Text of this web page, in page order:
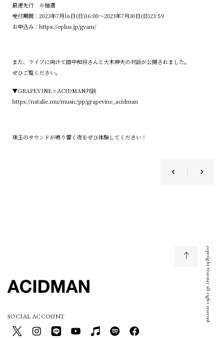
最速先行 ※抽選
受付期間：2023年7月16日(日)16:00〜2023年7月30日(日)23:59
お申込み： https://eplus.jp/gvam/
また、ライブに向けて田中和将さんと大木伸夫の対談が公開されました。
ぜひご覧ください。
▼GRAPEVINE×ACIDMAN対談
https://natalie.mu/music/pp/grapevine_acidman
珠玉のサウンドが鳴り響く夜をぜひ体験してください！
SOCIAL ACCOUNT copyright freestar all right reserved